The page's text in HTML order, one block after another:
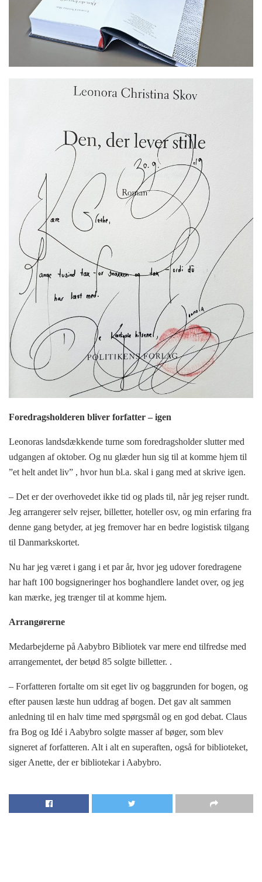
Foredragsholderen bliver forfatter – igen
Leonoras landsdækkende turne som foredragsholder slutter med
udgangen af oktober. Og nu glæder hun sig til at komme hjem til
”et helt andet liv” , hvor hun bl.a. skal i gang med at skrive igen.
– Det er der overhovedet ikke tid og plads til, når jeg rejser rundt.
Jeg arrangerer selv rejser, billetter, hoteller osv, og min erfaring fra
denne gang betyder, at jeg fremover har en bedre logistisk tilgang
til Danmarkskortet.
Nu har jeg været i gang i et par år, hvor jeg udover foredragene
har haft 100 bogsigneringer hos boghandlere landet over, og jeg
kan mærke, jeg trænger til at komme hjem.
Arrangørerne
Medarbejderne på Aabybro Bibliotek var mere end tilfredse med
arrangementet, der betød 85 solgte billetter. .
– Forfatteren fortalte om sit eget liv og baggrunden for bogen, og
efter pausen læste hun uddrag af bogen. Det gav alt sammen
anledning til en halv time med spørgsmål og en god debat. Claus
fra Bog og Idé i Aabybro solgte masser af bøger, som blev
signeret af forfatteren. Alt i alt en superaften, også for biblioteket,
siger Anette, der er bibliotekar i Aabybro.